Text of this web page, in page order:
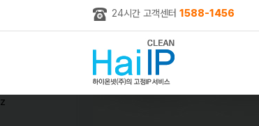
24시간 고객센터 1588-1456
z